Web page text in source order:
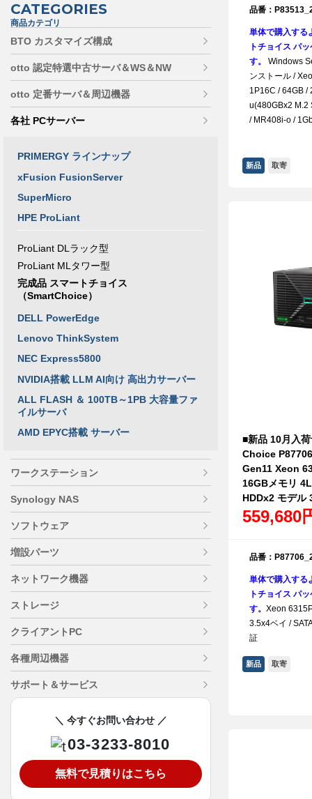
品番：
単体で購入する
トチョイス パ
す。
Windows
ンストール /
1P16C / 64GB /
u(480GBx2 M.2
/ MR408i-o /
新品 取寄
■新品 10月入
Choice
Gen11 Xeon
16GBメモリ
HDDx2 モデル
559,680
品番：
単体で購入する
トチョイス パ
す。 Xeon
3.5x4ベイ /
証
新品 取寄
CATEGORIES
商品カテゴリ
BTO カスタマイズ構成
otto 認定特選中古サーバ＆WS＆NW
otto 定番サーバ＆周辺機器
各社 PCサーバー
PRIMERGY ラインナップ
xFusion FusionServer
SuperMicro
HPE ProLiant
ProLiant DLラック型
ProLiant MLタワー型
完成品 スマートチョイス
（SmartChoice）
DELL PowerEdge
Lenovo ThinkSystem
NEC Express5800
NVIDIA搭載 LLM AI向け 高出力サーバー
ALL FLASH ＆ 100TB～1PB 大容量ファ
イルサーバ
AMD EPYC搭載 サーバー
ワークステーション
Synology NAS
ソフトウェア
増設パーツ
ネットワーク機器
ストレージ
クライアントPC
各種周辺機器
サポート＆サービス
＼ 今すぐお問い合わせ ／
03-3233-8010
無料で見積りはこちら